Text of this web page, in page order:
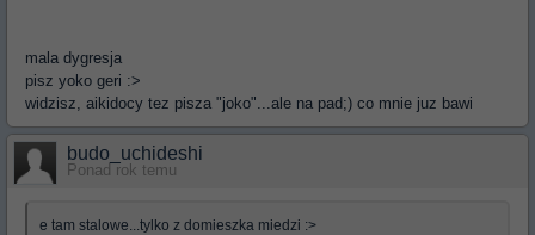
mala dygresja
pisz yoko geri :>
widzisz, aikidocy tez pisza "joko"...ale na pad;) co mnie juz bawi
budo_uchideshi
Ponad rok temu
e tam stalowe...tylko z domieszka miedzi :>